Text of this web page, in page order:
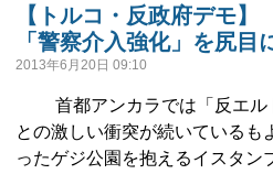
【トルコ・反政府デモ
「警察介入強化」を尻目
2013年6月20日 09:10
首都アンカラでは「反エル
との激しい衝突が続いているも
ったゲジ公園を抱えるイスタン